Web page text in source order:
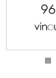
96